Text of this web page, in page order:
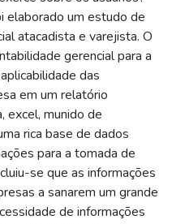
elaborado um estudo de
atacadista e varejista. O
gerencial para a
das
em um relatório
excel, munido de
rica base de dados
para a tomada de
se que as informações
a sanarem um grande
de informações